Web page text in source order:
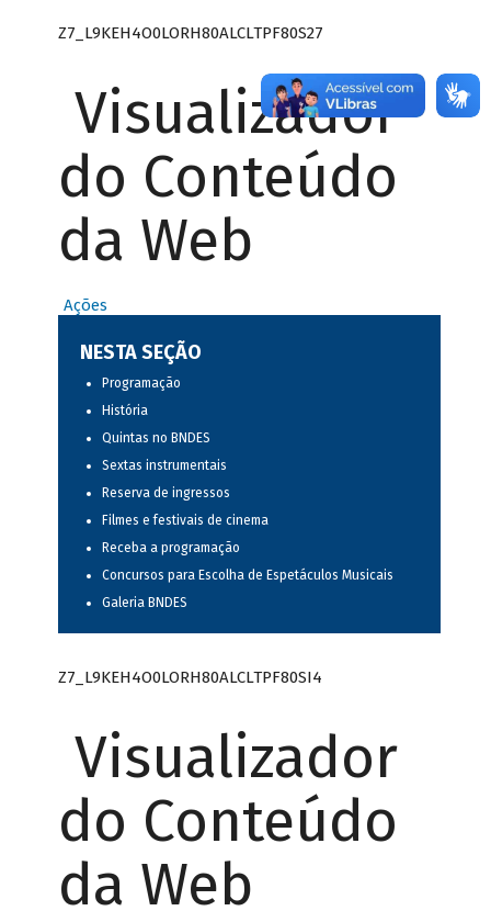
Z7_L9KEH4O0LORH80ALCLTPF80S27
Visualizador
do Conteúdo
da Web
Ações
NESTA SEÇÃO
Programação
História
Quintas no BNDES
Sextas instrumentais
Reserva de ingressos
Filmes e festivais de cinema
Receba a programação
Concursos para Escolha de Espetáculos Musicais
Galeria BNDES
Z7_L9KEH4O0LORH80ALCLTPF80SI4
Visualizador
do Conteúdo
da Web